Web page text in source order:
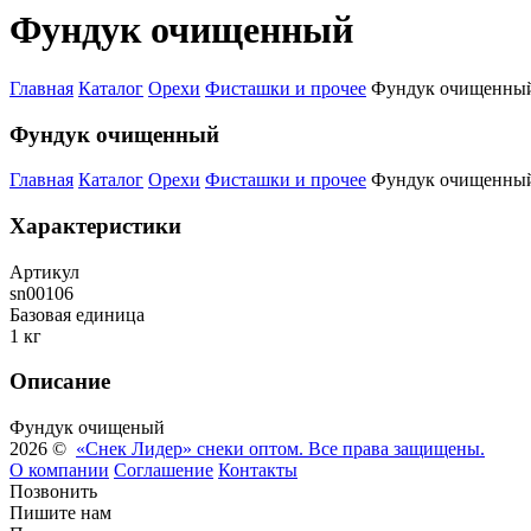
Фундук очищенный
Главная Каталог Орехи Фисташки и прочее Фундук
Фундук очищенный
Главная Каталог Орехи Фисташки и прочее Фундук
Характеристики
Артикул
sn00106
Базовая единица
1 кг
Описание
Фундук очищеный
2026 © «Снек Лидер» снеки оптом. Все права защищены.
О компании Соглашение Контакты
Позвонить
Пишите нам